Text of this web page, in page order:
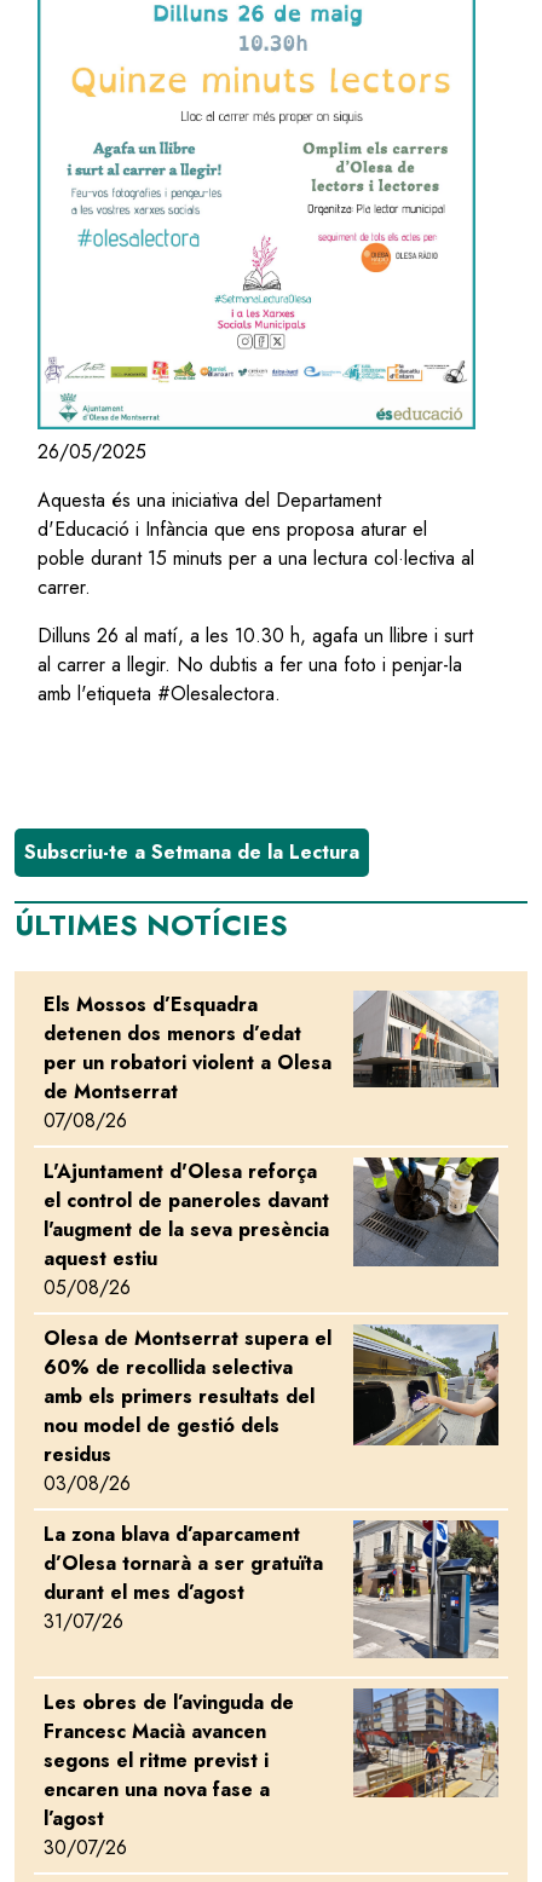
26/05/2025
Aquesta és una iniciativa del Departament
d'Educació i Infància que ens proposa aturar el
poble durant 15 minuts per a una lectura col·lectiva al
carrer.
Dilluns 26 al matí, a les 10.30 h, agafa un llibre i surt
al carrer a llegir. No dubtis a fer una foto i penjar-la
amb l'etiqueta #Olesalectora.
Subscriu-te a Setmana de la Lectura
ÚLTIMES NOTÍCIES
Els Mossos d’Esquadra
detenen dos menors d’edat
per un robatori violent a Olesa
de Montserrat
07/08/26
Image
L'Ajuntament d'Olesa reforça
el control de paneroles davant
l'augment de la seva presència
aquest estiu
05/08/26
Image
Olesa de Montserrat supera el
60% de recollida selectiva
amb els primers resultats del
nou model de gestió dels
residus
03/08/26
Image
La zona blava d’aparcament
d’Olesa tornarà a ser gratuïta
durant el mes d’agost
31/07/26
Image
Les obres de l’avinguda de
Francesc Macià avancen
segons el ritme previst i
encaren una nova fase a
l’agost
30/07/26
Image